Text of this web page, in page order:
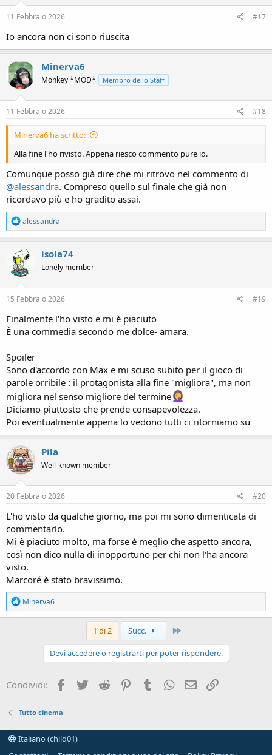
11 Febbraio 2026 #17
Io ancora non ci sono riuscita
Minerva6
Monkey *MOD* Membro dello Staff
11 Febbraio 2026 #18
Minerva6 ha scritto:
Alla fine l'ho rivisto. Appena riesco commento pure io.
Comunque posso già dire che mi ritrovo nel commento di
@alessandra. Compreso quello sul finale che già non
ricordavo più e ho gradito assai.
R
e
a
c
t
i
o
n
s
alessandra
isola74
Lonely member
15 Febbraio 2026 #19
Finalmente l'ho visto e mi è piaciuto
È una commedia secondo me dolce- amara.
Spoiler
Sono d'accordo con Max e mi scuso subito per il gioco di
parole orribile : il protagonista alla fine "migliora", ma non
migliora nel senso migliore del termine
Diciamo piuttosto che prende consapevolezza.
Poi eventualmente appena lo vedono tutti ci ritorniamo su
Pila
Well-known member
20 Febbraio 2026 #20
L'ho visto da qualche giorno, ma poi mi sono dimenticata di
commentarlo.
Mi è piaciuto molto, ma forse è meglio che aspetto ancora,
così non dico nulla di inopportuno per chi non l'ha ancora
visto.
Marcoré è stato bravissimo.
R
e
a
:
Minerva6
1 di 2 Succ.
Devi accedere o registrarti per poter rispondere.
Condividi: Facebook
Twitter Reddit PinterestTumblrWhatsApp
e-mail
Tutto cinema
Italiano (child01)